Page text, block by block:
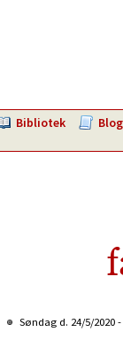
Bibliotek Blog
Søndag d. 24/5/2020